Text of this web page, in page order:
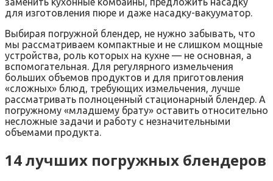
для изготовления пюре и даже насадку-вакууматор.
Выбирая погружной блендер, не нужно забывать, что
мы рассматриваем компактные и не слишком мощные
устройства, роль которых на кухне — не основная, а
вспомогательная. Для регулярного измельчения
больших объемов продуктов и для приготовления
«сложных» блюд, требующих измельчения, лучше
рассматривать полноценный стационарный блендер. А
погружному «младшему брату» оставить относительно
несложные задачи и работу с незначительными
объемами продукта.
14 лучших погружных блендеров